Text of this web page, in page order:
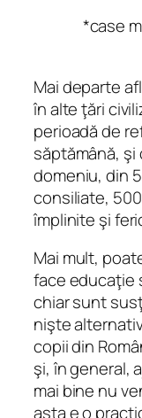
*case
Mai departe
în alte ţări
perioadă de
săptămână, şi
domeniu, din
consiliate,
împlinite şi
Mai mult,
face educaţie
chiar sunt
nişte
copii din
şi, în general,
mai bine nu
asta e o